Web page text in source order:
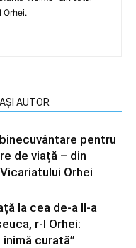
Orhei.
AUTOR
pentru
de viață – din
Orhei
la cea de-a II-a
r-l Orhei:
curată”